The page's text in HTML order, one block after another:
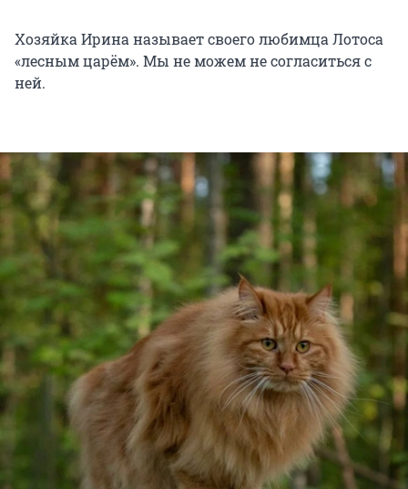
Хозяйка Ирина называет своего любимца Лотоса
«лесным царём». Мы не можем не согласиться с
ней.